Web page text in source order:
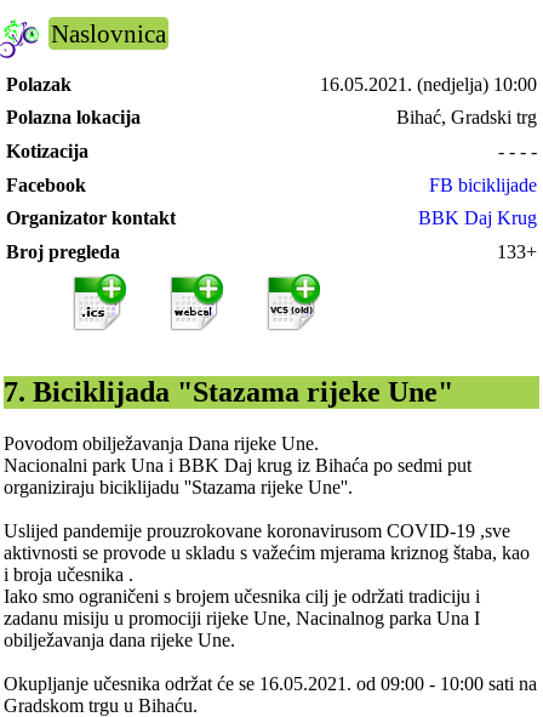
Naslovnica
Polazak 16.05.2021. (nedjelja) 10:00
Polazna lokacija
Bihać, Gradski trg
Kotizacija
- - - -
Facebook
FB biciklijade
Organizator kontakt
BBK Daj Krug
Broj pregleda
133+
7. Biciklijada "Stazama rijeke Une"
Povodom obilježavanja Dana rijeke Une.
Nacionalni park Una i BBK Daj krug iz Bihaća po sedmi put
organiziraju biciklijadu ''Stazama rijeke Une''.
Uslijed pandemije prouzrokovane koronavirusom COVID-19 ,sve
aktivnosti se provode u skladu s važećim mjerama kriznog štaba, kao
i broja učesnika .
Iako smo ograničeni s brojem učesnika cilj je održati tradiciju i
zadanu misiju u promociji rijeke Une, Nacinalnog parka Una I
obilježavanja dana rijeke Une.
Okupljanje učesnika održat će se 16.05.2021. od 09:00 - 10:00 sati na
Gradskom trgu u Bihaću.